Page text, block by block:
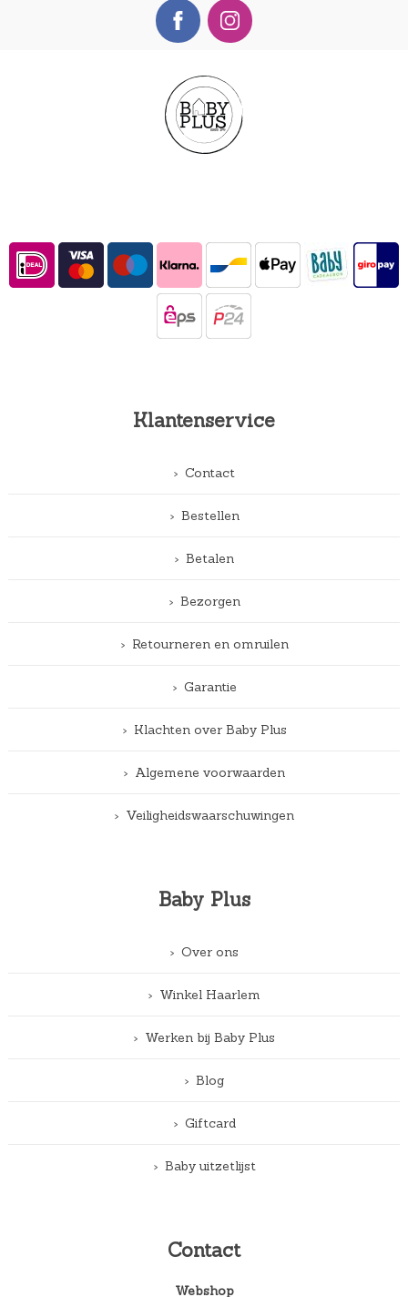
Klantenservice
Contact
Bestellen
Betalen
Bezorgen
Retourneren en omruilen
Garantie
Klachten over Baby Plus
Algemene voorwaarden
Veiligheidswaarschuwingen
Baby Plus
Over ons
Winkel Haarlem
Werken bij Baby Plus
Blog
Giftcard
Baby uitzetlijst
Contact
Webshop